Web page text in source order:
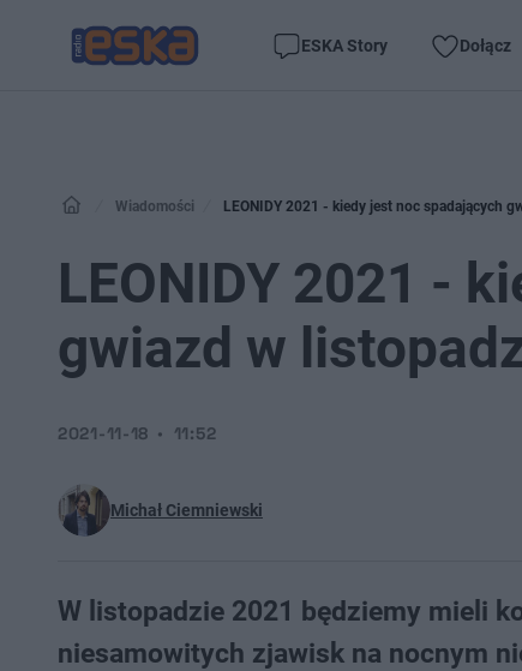
ESKA Story Dołącz
Wiadomości LEONIDY 2021 - kiedy jest noc spadających
LEONIDY 2021 -
gwiazd w
Michał Ciemniewski
2021-11-18 11:52
W listopadzie 2021 będziemy mieli
niesamowitych zjawisk na nocnym